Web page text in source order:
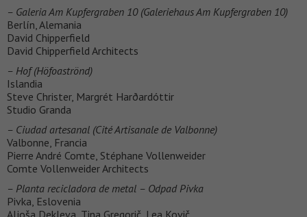
– Galeria Am Kupfergraben 10 (Galeriehaus Am Kupfergraben 10)
Berlín, Alemania
David Chipperfield
David Chipperfield Architects
– Hof (Höfoaströnd)
Islandia
Steve Christer, Margrét Harðardóttir
Studio Granda
– Ciudad artesanal (Cité Artisanale de Valbonne)
Valbonne, Francia
Pierre André Comte, Stéphane Vollenweider
Comte Vollenweider Architects
– Planta recicladora de metal – Odpad Pivka
Pivka, Eslovenia